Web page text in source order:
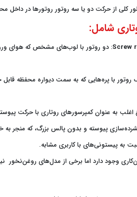
کلی از حرکت دو یا سه روتور روتورها در داخل
شامل:
Screw: دو روتور با لوب‌های مشخص که هوای
با پره‌هایی که به سمت دیواره محفظه قابل
اغلب به عنوان کمپرسورهای روتاری با حرکت
پیوسته و بدون پالس بزرگ، که منجر
به پیستونی‌های با کاربری مشابه.
وجود دارد اما برخی از مدل‌های روغن‌نخور